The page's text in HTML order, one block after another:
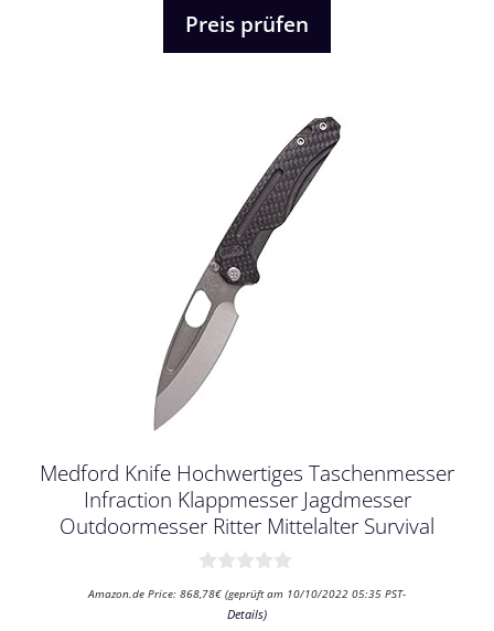
Preis prüfen
Medford Knife Hochwertiges Taschenmesser
Infraction Klappmesser Jagdmesser
Outdoormesser Ritter Mittelalter Survival
0
v
Amazon.de Price: 868,78€ (geprüft am 10/10/2022 05:35 PST-
Details)